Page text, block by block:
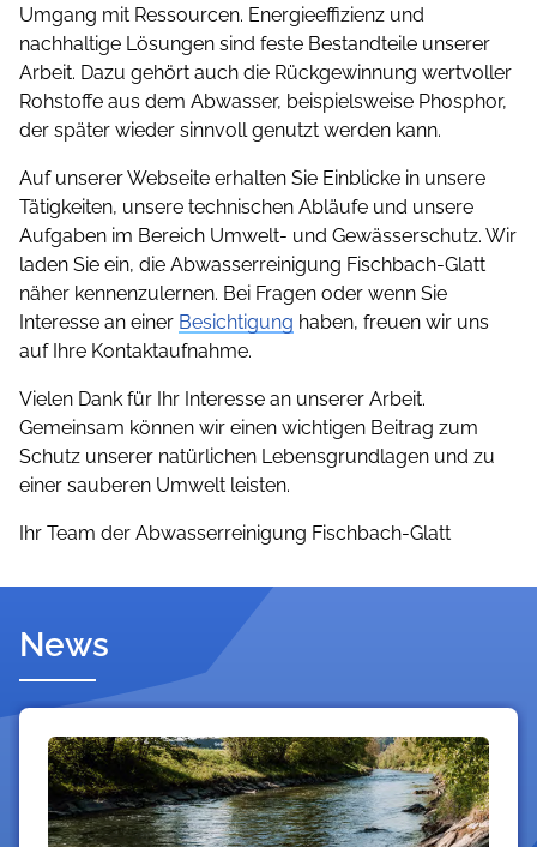
Umgang mit Ressourcen. Energieeffizienz und
nachhaltige Lösungen sind feste Bestandteile unserer
Arbeit. Dazu gehört auch die Rückgewinnung wertvoller
Rohstoffe aus dem Abwasser, beispielsweise Phosphor,
der später wieder sinnvoll genutzt werden kann.
Auf unserer Webseite erhalten Sie Einblicke in unsere
Tätigkeiten, unsere technischen Abläufe und unsere
Aufgaben im Bereich Umwelt- und Gewässerschutz. Wir
laden Sie ein, die Abwasserreinigung Fischbach-Glatt
näher kennenzulernen. Bei Fragen oder wenn Sie
Interesse an einer Besichtigung haben, freuen wir uns
auf Ihre Kontaktaufnahme.
Vielen Dank für Ihr Interesse an unserer Arbeit.
Gemeinsam können wir einen wichtigen Beitrag zum
Schutz unserer natürlichen Lebensgrundlagen und zu
einer sauberen Umwelt leisten.
Ihr Team der Abwasserreinigung Fischbach-Glatt
News